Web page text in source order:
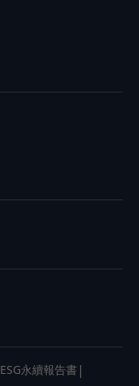
ESG永續報告書 |